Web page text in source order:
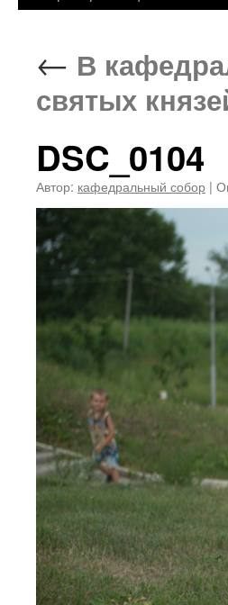
← В
святых
DSC_0104
Автор: кафедральный собор |